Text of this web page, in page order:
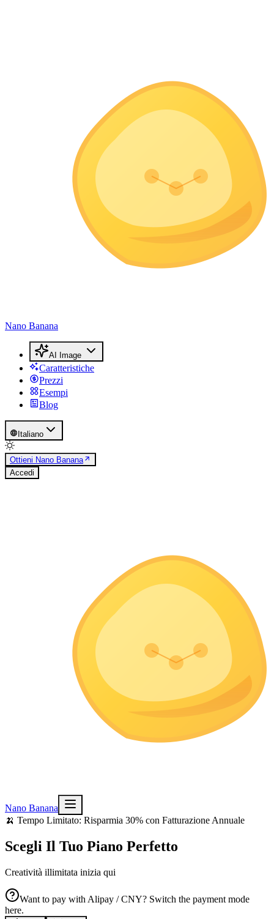
Nano Banana
AI Image
Caratteristiche
Prezzi
Esempi
Blog
Italiano
Ottieni Nano Banana
Accedi
Nano Banana
🍌 Tempo Limitato: Risparmia 30% con Fatturazione Annuale
Scegli Il Tuo Piano Perfetto
Creatività illimitata inizia qui
Want to pay with Alipay / CNY? Switch the payment mode
here.